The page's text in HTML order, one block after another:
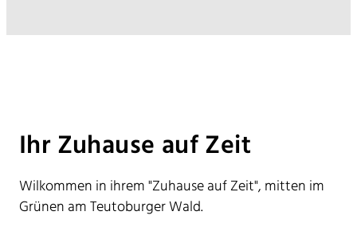
Ihr Zuhause auf Zeit
Wilkommen in ihrem "Zuhause auf Zeit", mitten im
Grünen am Teutoburger Wald.